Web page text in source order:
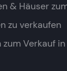
& Häuser
zu verkaufen
zum Verkauf